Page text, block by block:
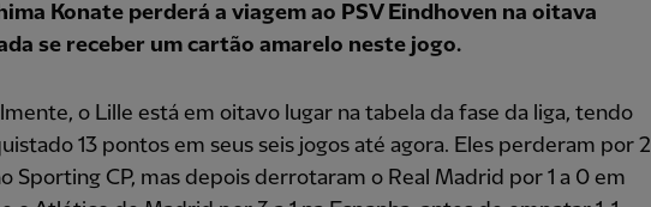
Konate perderá a viagem ao PSV Eindhoven na oitava
se receber um cartão amarelo neste jogo.
o Lille está em oitavo lugar na tabela da fase da liga, tendo
13 pontos em seus seis jogos até agora. Eles perderam por 2
Sporting CP, mas depois derrotaram o Real Madrid por 1 a 0 em